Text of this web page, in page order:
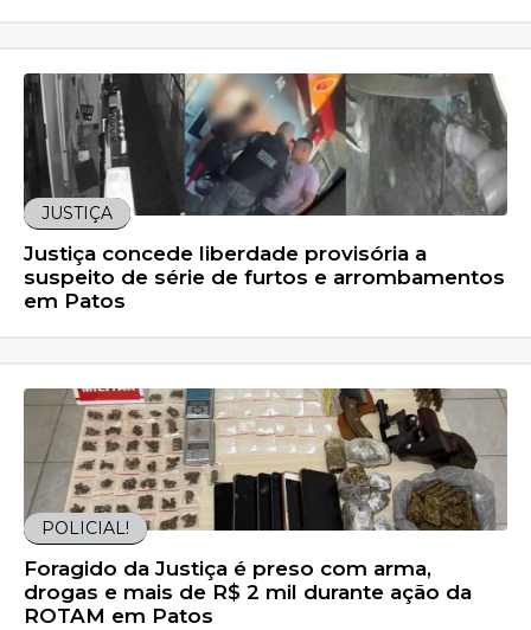
JUSTIÇA
Justiça concede liberdade provisória a
suspeito de série de furtos e arrombamentos
em Patos
POLICIAL!
Foragido da Justiça é preso com arma,
drogas e mais de R$ 2 mil durante ação da
ROTAM em Patos